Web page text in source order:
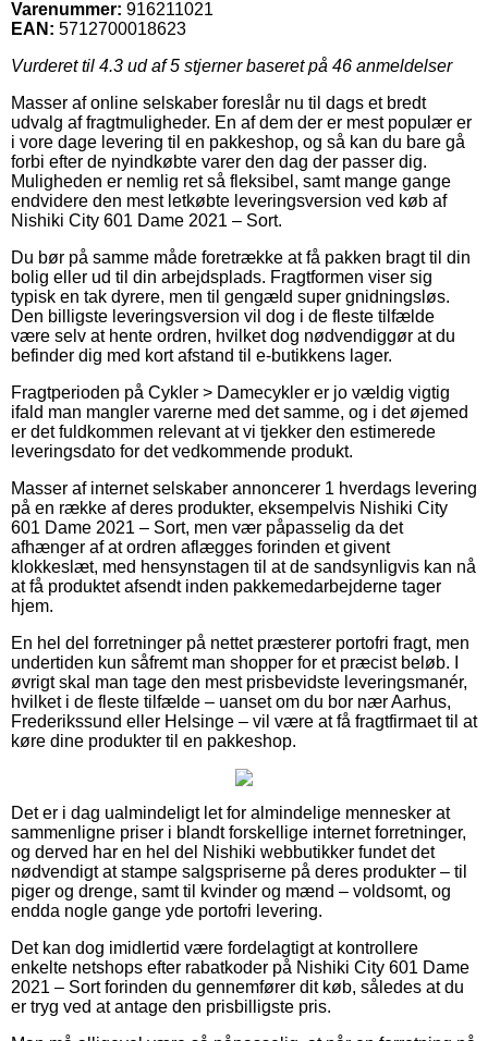
Varenummer: 916211021
EAN: 5712700018623
Vurderet til 4.3 ud af 5 stjerner baseret på 46 anmeldelser
Masser af online selskaber foreslår nu til dags et bredt
udvalg af fragtmuligheder. En af dem der er mest populær er
i vore dage levering til en pakkeshop, og så kan du bare gå
forbi efter de nyindkøbte varer den dag der passer dig.
Muligheden er nemlig ret så fleksibel, samt mange gange
endvidere den mest letkøbte leveringsversion ved køb af
Nishiki City 601 Dame 2021 – Sort.
Du bør på samme måde foretrække at få pakken bragt til din
bolig eller ud til din arbejdsplads. Fragtformen viser sig
typisk en tak dyrere, men til gengæld super gnidningsløs.
Den billigste leveringsversion vil dog i de fleste tilfælde
være selv at hente ordren, hvilket dog nødvendiggør at du
befinder dig med kort afstand til e-butikkens lager.
Fragtperioden på Cykler > Damecykler er jo vældig vigtig
ifald man mangler varerne med det samme, og i det øjemed
er det fuldkommen relevant at vi tjekker den estimerede
leveringsdato for det vedkommende produkt.
Masser af internet selskaber annoncerer 1 hverdags levering
på en række af deres produkter, eksempelvis Nishiki City
601 Dame 2021 – Sort, men vær påpasselig da det
afhænger af at ordren aflægges forinden et givent
klokkeslæt, med hensynstagen til at de sandsynligvis kan nå
at få produktet afsendt inden pakkemedarbejderne tager
hjem.
En hel del forretninger på nettet præsterer portofri fragt, men
undertiden kun såfremt man shopper for et præcist beløb. I
øvrigt skal man tage den mest prisbevidste leveringsmanér,
hvilket i de fleste tilfælde – uanset om du bor nær Aarhus,
Frederikssund eller Helsinge – vil være at få fragtfirmaet til at
køre dine produkter til en pakkeshop.
Det er i dag ualmindeligt let for almindelige mennesker at
sammenligne priser i blandt forskellige internet forretninger,
og derved har en hel del Nishiki webbutikker fundet det
nødvendigt at stampe salgspriserne på deres produkter – til
piger og drenge, samt til kvinder og mænd – voldsomt, og
endda nogle gange yde portofri levering.
Det kan dog imidlertid være fordelagtigt at kontrollere
enkelte netshops efter rabatkoder på Nishiki City 601 Dame
2021 – Sort forinden du gennemfører dit køb, således at du
er tryg ved at antage den prisbilligste pris.